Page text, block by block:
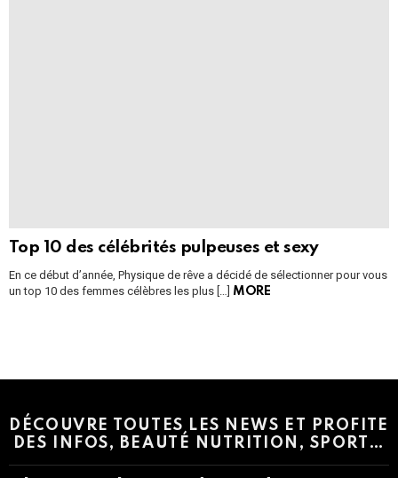
Top 10 des célébrités pulpeuses et sexy
En ce début d’année, Physique de rêve a décidé de sélectionner pour vous
un top 10 des femmes célèbres les plus […] MORE
DÉCOUVRE TOUTES LES NEWS ET PROFITE
DES INFOS, BEAUTÉ NUTRITION, SPORT…